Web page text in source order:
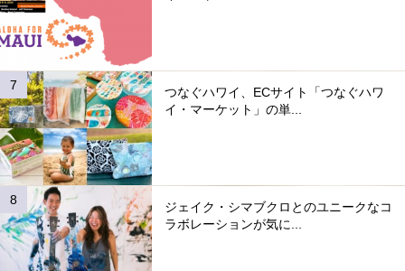
つなぐハワイ、ECサイト「つなぐハワ
イ・マーケット」の単...
ジェイク・シマブクロとのユニークなコ
ラボレーションが気に...